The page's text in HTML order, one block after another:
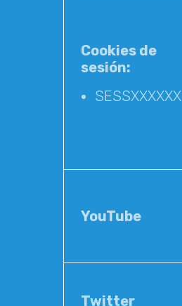
Cookies de
sesión:
SESSXXXXXX
YouTube
Twitter